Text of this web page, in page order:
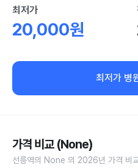
최저가
20,000원
최저가 병
가격 비교 (None)
선릉역의 None 의 2026년 가격 비